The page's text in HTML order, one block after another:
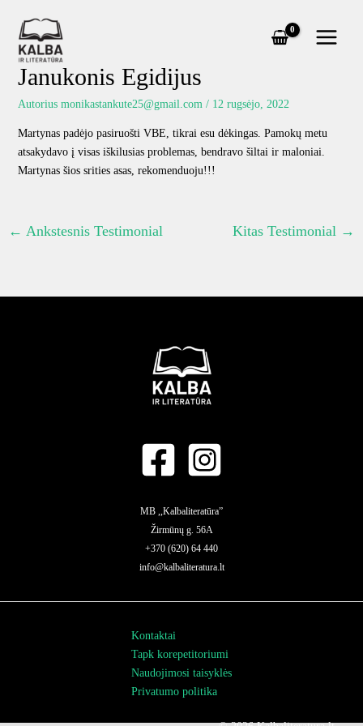
turinio
Janukonis Egidijus
Autorius monikastankute25@gmail.com / 12 rugsėjo, 2022
Martynas padėjo pasiruošti VBE, tikrai esu dėkingas. Pamokų metu
atsakydavo į visas iškilusias problemas, bendravo šiltai ir maloniai.
Martynas šios srities asas, rekomenduoju!!!
← Ankstesnis Testimonial Kitas Testimonial →
MB ,,Kalbaliteratūra”
Žirmūnų g. 56A
+370 (620) 64 440
info@kalbaliteratura.lt
Kontaktai
Tapk korepetitoriumi
Naudojimosi taisyklės
Privatumo politika